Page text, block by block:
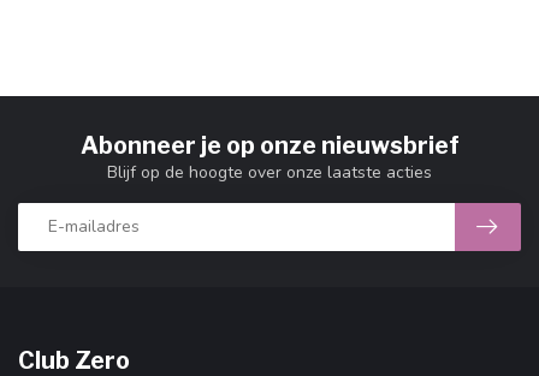
Abonneer je op onze nieuwsbrief
Blijf op de hoogte over onze laatste acties
Club Zero